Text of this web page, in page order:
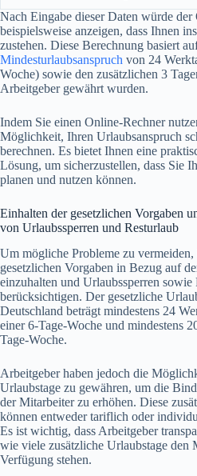
Nach Eingabe dieser Daten würde
beispielsweise anzeigen, dass Ihnen
zustehen. Diese Berechnung basiert
Mindesturlaubsanspruch von 24
Woche) sowie den zusätzlichen 3
Arbeitgeber gewährt wurden.
Indem Sie einen Online-Rechner
Möglichkeit, Ihren Urlaubsanspruch
berechnen. Es bietet Ihnen eine
Lösung, um sicherzustellen, dass Sie
planen und nutzen können.
Einhalten der gesetzlichen Vorgaben
von Urlaubssperren und Resturlaub
Um mögliche Probleme zu
gesetzlichen Vorgaben in Bezug auf
einzuhalten und Urlaubssperren sowie
berücksichtigen. Der gesetzliche
Deutschland beträgt mindestens 24
einer 6-Tage-Woche und mindestens
Tage-Woche.
Arbeitgeber haben jedoch die
Urlaubstage zu gewähren, um die
der Mitarbeiter zu erhöhen. Diese
können entweder tariflich oder
Es ist wichtig, dass Arbeitgeber
wie viele zusätzliche Urlaubstage den
Verfügung stehen.